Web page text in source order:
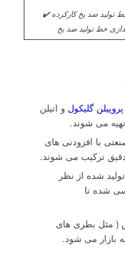
تولید ضد یخ کارکرده ✔️
خط تولید ضد یخ
پروپیلن گلیکول و اتیلن
می شوند.
با افزودنی های
ترکیب می شوند.
شده از نظر
شده تا
( مثل بطری های
بازار می شود.